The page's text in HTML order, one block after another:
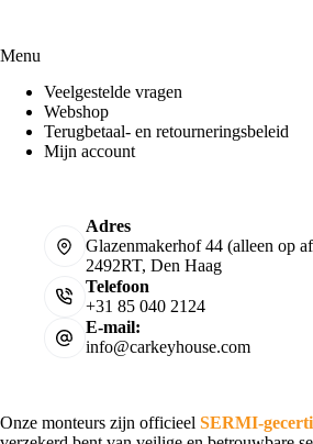
Menu
Veelgestelde vragen
Webshop
Terugbetaal- en retourneringsbeleid
Mijn account
Adres
Glazenmakerhof 44 (alleen op
2492RT, Den Haag
Telefoon
+31 85 040 2124
E-mail:
info@carkeyhouse.com
Onze monteurs zijn officieel SERMI-